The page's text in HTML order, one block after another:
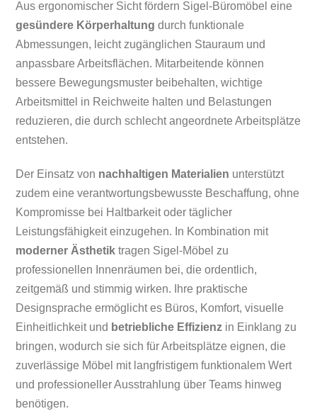
Aus ergonomischer Sicht fördern Sigel-Büromöbel eine
gesündere Körperhaltung durch funktionale
Abmessungen, leicht zugänglichen Stauraum und
anpassbare Arbeitsflächen. Mitarbeitende können
bessere Bewegungsmuster beibehalten, wichtige
Arbeitsmittel in Reichweite halten und Belastungen
reduzieren, die durch schlecht angeordnete Arbeitsplätze
entstehen.
Der Einsatz von nachhaltigen Materialien unterstützt
zudem eine verantwortungsbewusste Beschaffung, ohne
Kompromisse bei Haltbarkeit oder täglicher
Leistungsfähigkeit einzugehen. In Kombination mit
moderner Ästhetik tragen Sigel-Möbel zu
professionellen Innenräumen bei, die ordentlich,
zeitgemäß und stimmig wirken. Ihre praktische
Designsprache ermöglicht es Büros, Komfort, visuelle
Einheitlichkeit und betriebliche Effizienz in Einklang zu
bringen, wodurch sie sich für Arbeitsplätze eignen, die
zuverlässige Möbel mit langfristigem funktionalem Wert
und professioneller Ausstrahlung über Teams hinweg
benötigen.